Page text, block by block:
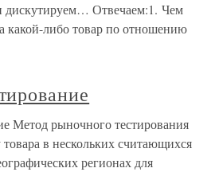
дискутируем… Отвечаем:1. Чем
какой-либо товар по отношению
Метод рыночного тестирования
в нескольких считающихся
регионах для